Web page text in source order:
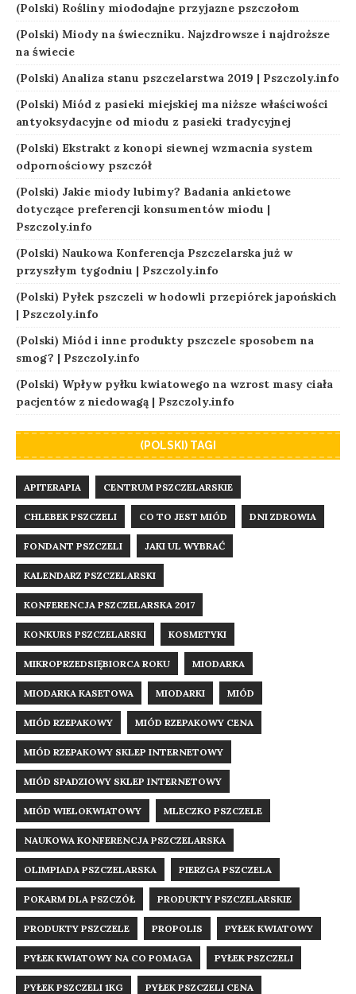
(Polski) Rośliny miododajne przyjazne pszczołom
(Polski) Miody na świeczniku. Najzdrowsze i najdroższe
na świecie
(Polski) Analiza stanu pszczelarstwa 2019 | Pszczoly.info
(Polski) Miód z pasieki miejskiej ma niższe właściwości
antyoksydacyjne od miodu z pasieki tradycyjnej
(Polski) Ekstrakt z konopi siewnej wzmacnia system
odpornościowy pszczół
(Polski) Jakie miody lubimy? Badania ankietowe
dotyczące preferencji konsumentów miodu |
Pszczoly.info
(Polski) Naukowa Konferencja Pszczelarska już w
przyszłym tygodniu | Pszczoly.info
(Polski) Pyłek pszczeli w hodowli przepiórek japońskich
| Pszczoly.info
(Polski) Miód i inne produkty pszczele sposobem na
smog? | Pszczoly.info
(Polski) Wpływ pyłku kwiatowego na wzrost masy ciała
pacjentów z niedowagą | Pszczoly.info
(POLSKI) TAGI
APITERAPIA CENTRUM PSZCZELARSKIE
CHLEBEK PSZCZELI CO TO JEST MIÓD DNI ZDROWIA
FONDANT PSZCZELI JAKI UL WYBRAĆ
KALENDARZ PSZCZELARSKI
KONFERENCJA PSZCZELARSKA 2017
KONKURS PSZCZELARSKI KOSMETYKI
MIKROPRZEDSIĘBIORCA ROKU MIODARKA
MIODARKA KASETOWA MIODARKI MIÓD
MIÓD RZEPAKOWY MIÓD RZEPAKOWY CENA
MIÓD RZEPAKOWY SKLEP INTERNETOWY
MIÓD SPADZIOWY SKLEP INTERNETOWY
MIÓD WIELOKWIATOWY MLECZKO PSZCZELE
NAUKOWA KONFERENCJA PSZCZELARSKA
OLIMPIADA PSZCZELARSKA PIERZGA PSZCZELA
POKARM DLA PSZCZÓŁ PRODUKTY PSZCZELARSKIE
PRODUKTY PSZCZELE PROPOLIS PYŁEK KWIATOWY
PYŁEK KWIATOWY NA CO POMAGA PYŁEK PSZCZELI
PYŁEK PSZCZELI 1KG PYŁEK PSZCZELI CENA